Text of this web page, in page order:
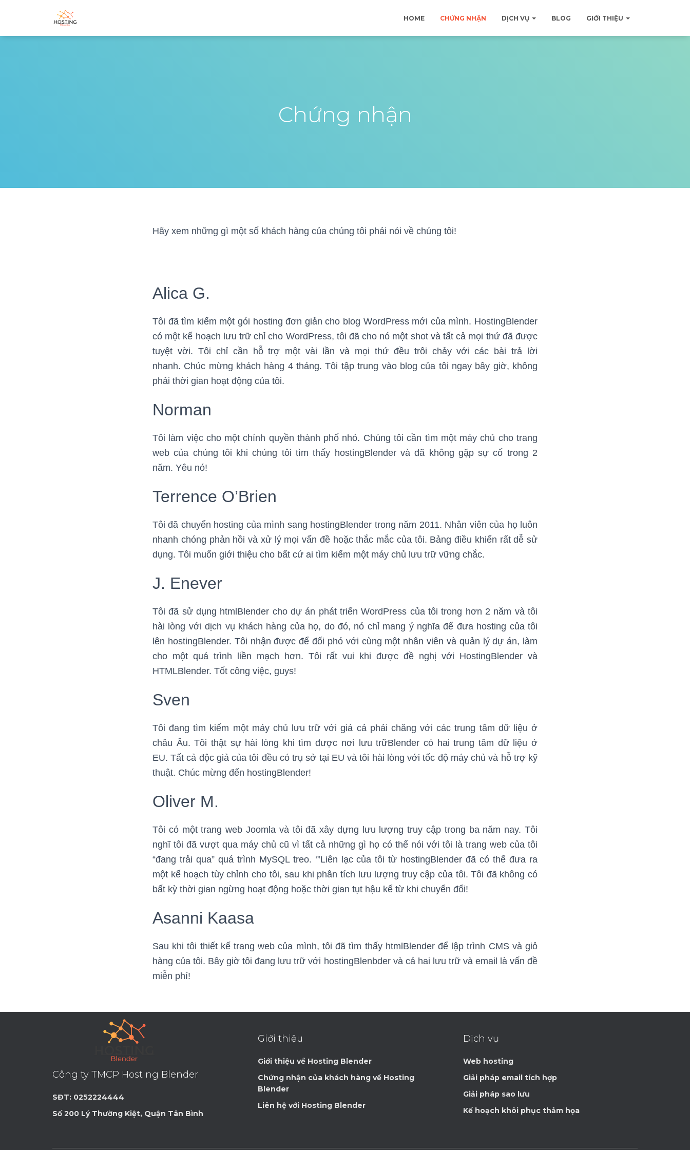
HOME CHỨNG NHẬN DỊCH VỤ BLOG GIỚI THIỆU
Chứng nhận
Hãy xem những gì một số khách hàng của chúng tôi phải nói về chúng tôi!
Alica G.
Tôi đã tìm kiếm một gói hosting đơn giản cho blog WordPress mới của mình. HostingBlender
có một kế hoạch lưu trữ chỉ cho WordPress, tôi đã cho nó một shot và tất cả mọi thứ đã được
tuyệt vời. Tôi chỉ cần hỗ trợ một vài lần và mọi thứ đều trôi chảy với các bài trả lời
nhanh. Chúc mừng khách hàng 4 tháng. Tôi tập trung vào blog của tôi ngay bây giờ, không
phải thời gian hoạt động của tôi.
Norman
Tôi làm việc cho một chính quyền thành phố nhỏ. Chúng tôi cần tìm một máy chủ cho trang
web của chúng tôi khi chúng tôi tìm thấy hostingBlender và đã không gặp sự cố trong 2
năm. Yêu nó!
Terrence O’Brien
Tôi đã chuyển hosting của mình sang hostingBlender trong năm 2011. Nhân viên của họ luôn
nhanh chóng phản hồi và xử lý mọi vấn đề hoặc thắc mắc của tôi. Bảng điều khiển rất dễ sử
dụng. Tôi muốn giới thiệu cho bất cứ ai tìm kiếm một máy chủ lưu trữ vững chắc.
J. Enever
Tôi đã sử dụng htmlBlender cho dự án phát triển WordPress của tôi trong hơn 2 năm và tôi
hài lòng với dịch vụ khách hàng của họ, do đó, nó chỉ mang ý nghĩa để đưa hosting của tôi
lên hostingBlender. Tôi nhận được để đối phó với cùng một nhân viên và quản lý dự án, làm
cho một quá trình liền mạch hơn. Tôi rất vui khi được đề nghị với HostingBlender và
HTMLBlender. Tốt công việc, guys!
Sven
Tôi đang tìm kiếm một máy chủ lưu trữ với giá cả phải chăng với các trung tâm dữ liệu ở
châu Âu. Tôi thật sự hài lòng khi tìm được nơi lưu trữBlender có hai trung tâm dữ liệu ở
EU. Tất cả độc giả của tôi đều có trụ sở tại EU và tôi hài lòng với tốc độ máy chủ và hỗ trợ kỹ
thuật. Chúc mừng đến hostingBlender!
Oliver M.
Tôi có một trang web Joomla và tôi đã xây dựng lưu lượng truy cập trong ba năm nay. Tôi
nghĩ tôi đã vượt qua máy chủ cũ vì tất cả những gì họ có thể nói với tôi là trang web của tôi
“đang trải qua” quá trình MySQL treo. ‘”Liên lạc của tôi từ hostingBlender đã có thể đưa ra
một kế hoạch tùy chỉnh cho tôi, sau khi phân tích lưu lượng truy cập của tôi. Tôi đã không có
bất kỳ thời gian ngừng hoạt động hoặc thời gian tụt hậu kể từ khi chuyển đổi!
Asanni Kaasa
Sau khi tôi thiết kế trang web của mình, tôi đã tìm thấy htmlBlender để lập trình CMS và giỏ
hàng của tôi. Bây giờ tôi đang lưu trữ với hostingBlenbder và cả hai lưu trữ và email là vấn đề
miễn phí!
Công ty TMCP Hosting Blender
SĐT: 0252224444
Số 200 Lý Thường Kiệt, Quận Tân Bình
Giới thiệu
Giới thiệu về Hosting Blender
Chứng nhận của khách hàng về Hosting
Blender
Liên hệ với Hosting Blender
Dịch vụ
Web hosting
Giải pháp email tích hợp
Giải pháp sao lưu
Kế hoạch khôi phục thảm họa